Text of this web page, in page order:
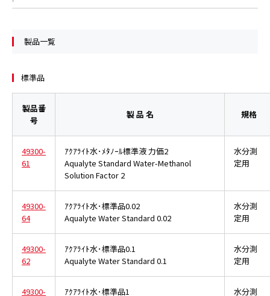
製品一覧
標準品
製品番
号
製 品 名 規格
49300-
61
ｱｸｱﾗｲﾄ水･ﾒﾀﾉｰﾙ標準液 力価2
Aqualyte Standard Water-Methanol
Solution Factor 2
水分測
定用
49300-
64
ｱｸｱﾗｲﾄ水･標準品0.02
Aqualyte Water Standard 0.02
水分測
定用
49300-
62
ｱｸｱﾗｲﾄ水･標準品0.1
Aqualyte Water Standard 0.1
水分測
定用
49300- ｱｸｱﾗｲﾄ水･標準品1 水分測